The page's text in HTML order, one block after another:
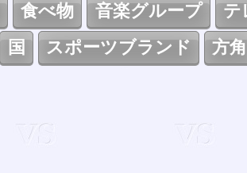
食べ物 音楽グループ
テ
国
スポーツブランド 方角